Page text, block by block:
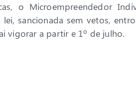
o Microempreendedor
lei, sancionada sem vetos,
vigorar a partir e 1º de julho.